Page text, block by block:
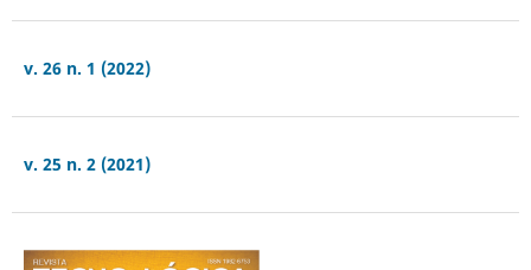
v. 26 n. 1 (2022)
v. 25 n. 2 (2021)